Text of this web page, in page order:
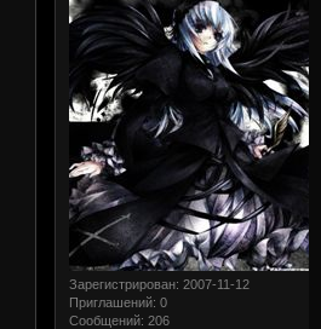
Зарегистрирован: 2007-11-12
Приглашений: 0
Сообщений: 206